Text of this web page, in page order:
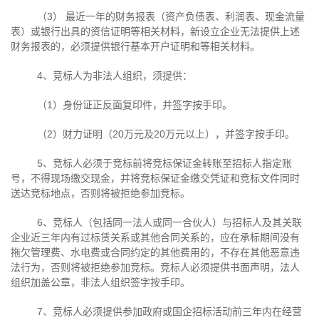
（3） 最近一年的财务报表（资产负债表、利润表、现金流量
表）或银行出具的资信证明等相关材料，新设立企业无法提供上述
财务报表的，必须提供银行基本开户证明和等相关材料。
4、竞标人为非法人组织，须提供：
（1 ）身份证正反面复印件，并签字按手印。
（2）财力证明（20万元及20万元以上），并签字按手印。
5、竞标人必须于竞标前将竞标保证金转账至招标人指定账
号，不得现场缴交现金，并将竞标保证金缴交凭证和竞标文件同时
送达竞标地点，否则将被拒绝参加竞标。
6、竞标人（包括同一法人或同一合伙人）与招标人及其关联
企业近三年内有过标赁关系或其他合同关系的，应在承标期间没有
拖欠管理费、水电费或合同约定的其他费用的，不存在其他恶意违
法行为，否则将被拒绝参加竞标。竞标人必须提供书面声明，法人
组织加盖公章，非法人组织签字按手印。
7、竞标人必须提供参加政府或国企招标活动前三年内在经营